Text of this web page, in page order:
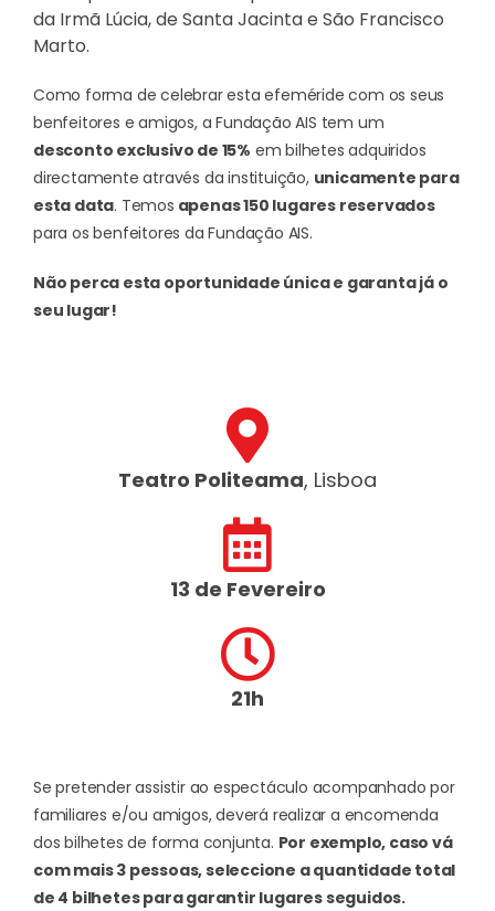
da Irmã Lúcia, de Santa Jacinta e São Francisco
Marto.
Como forma de celebrar esta efeméride com os seus
benfeitores e amigos, a Fundação AIS tem um
desconto exclusivo de 15% em bilhetes adquiridos
directamente através da instituição, unicamente para
esta data. Temos apenas 150 lugares reservados
para os benfeitores da Fundação AIS.
Não perca esta oportunidade única e garanta já o
seu lugar!
Teatro Politeama, Lisboa
13 de Fevereiro
21h
Se pretender assistir ao espectáculo acompanhado por
familiares e/ou amigos, deverá realizar a encomenda
dos bilhetes de forma conjunta. Por exemplo, caso vá
com mais 3 pessoas, seleccione a quantidade total
de 4 bilhetes para garantir lugares seguidos.